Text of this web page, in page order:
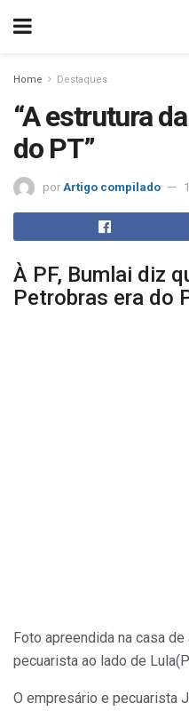
Home Destaques
“A estrutura
do PT”
por Artigo compilado
À PF, Bumlai diz
Petrobras era do
Foto apreendida na casa
pecuarista ao lado de Lula
O empresário e pecuarista